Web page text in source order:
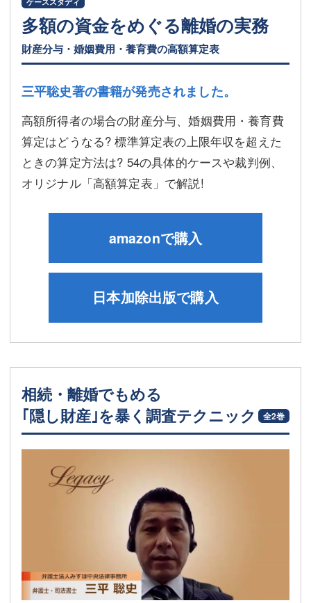
多額の資金をめぐる離婚の実務
財産分与・婚姻費用・養育費の高額算定表
三平聡史著の書籍が発売されました。
高額所得者の場合の財産分与、婚姻費用・養育費
算定はどうなる? 標準算定表の上限年収を超えた
ときの算定方法は? 54の具体的ケースや裁判例、
オリジナル「高額算定表」で解説!
日本加除出版で購入
amazonで購入
相続・離婚でもめる
｢隠し財産｣を暴く調査テクニック
全2巻